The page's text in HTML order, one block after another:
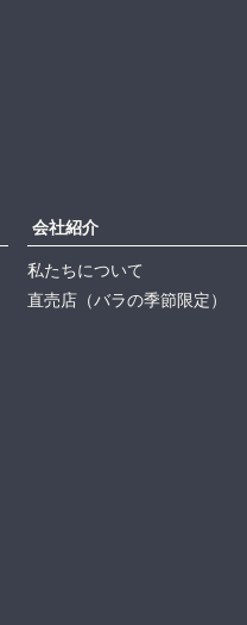
会社紹介
私たちについて
直売店（バラの季節限定）